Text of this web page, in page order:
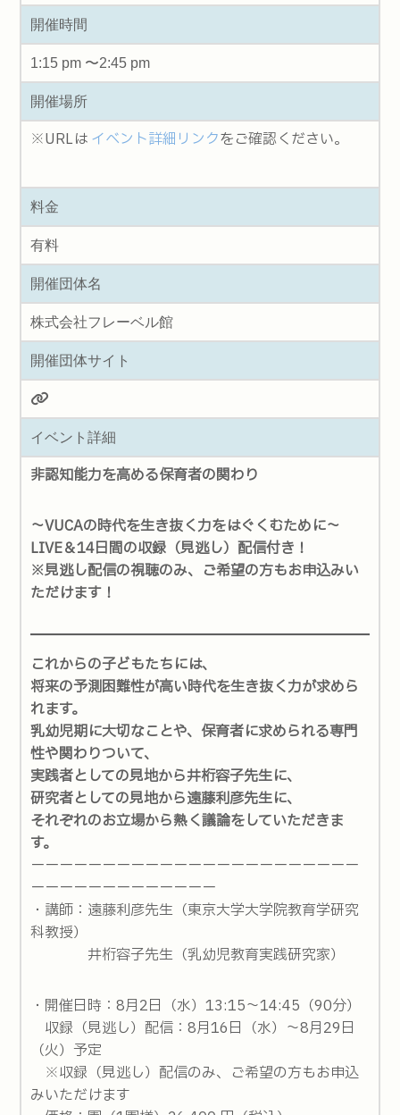
開催時間
1:15 pm 〜2:45 pm
開催場所
※URLは イベント詳細リンクをご確認ください。
料金
有料
開催団体名
株式会社フレーベル館
開催団体サイト
イベント詳細
非認知能力を高める保育者の関わり
～VUCAの時代を生き抜く力をはぐくむために～
LIVE＆14日間の収録（見逃し）配信付き！
※見逃し配信の視聴のみ、ご希望の方もお申込みい
ただけます！
これからの子どもたちには、
将来の予測困難性が高い時代を生き抜く力が求めら
れます。
乳幼児期に大切なことや、保育者に求められる専門
性や関わりついて、
実践者としての見地から井桁容子先生に、
研究者としての見地から遠藤利彦先生に、
それぞれのお立場から熱く議論をしていただきま
す。
ーーーーーーーーーーーーーーーーーーーーーーー
ーーーーーーーーーーーーー
・講師：遠藤利彦先生（東京大学大学院教育学研究
科教授）
井桁容子先生（乳幼児教育実践研究家）
・開催日時：8月2日（水）13:15～14:45（90分）
収録（見逃し）配信：8月16日（水）～8月29日
（火）予定
※収録（見逃し）配信のみ、ご希望の方もお申込
みいただけます